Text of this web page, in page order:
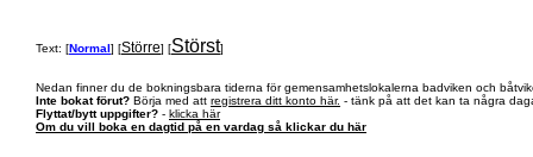
Text: [Normal] [Större] [Störst]
Nedan finner du de bokningsbara tiderna för gemensamhetslokalerna badviken och
Inte bokat förut? Börja med att registrera ditt konto här. - tänk på att det kan ta några
Flyttat/bytt uppgifter? - klicka här
Om du vill boka en dagtid på en vardag så klickar du här